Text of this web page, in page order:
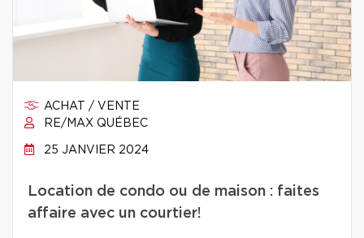
ACHAT / VENTE
RE/MAX QUÉBEC
25 JANVIER 2024
Location de condo ou de maison : faites
affaire avec un courtier!